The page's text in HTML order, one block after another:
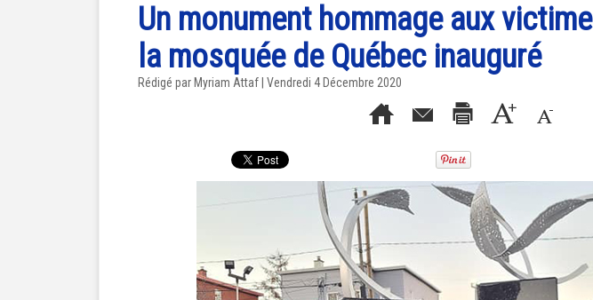
Un monument hommage aux
la mosquée de Québec inauguré
Rédigé par Myriam Attaf | Vendredi 4 Décembre 2020